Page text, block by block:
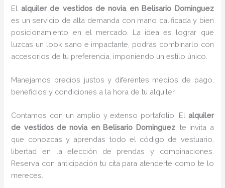
El alquiler de vestidos de novia en Belisario Dominguez
es un servicio de alta demanda con mano calificada y bien
posicionamiento en el mercado. La idea es lograr que
luzcas un look sano e impactante, podrás combinarlo con
accesorios de tu preferencia, imponiendo un estilo único.
Manejamos precios justos y diferentes medios de pago,
beneficios y condiciones a la hora de tu alquiler.
Contamos con un amplio y extenso portafolio. El alquiler
de vestidos de novia en Belisario Dominguez, te invita a
que conozcas y aprendas todo el código de vestuario,
libertad en la elección de prendas y combinaciones.
Reserva con anticipación tu cita para atenderte como te lo
mereces.